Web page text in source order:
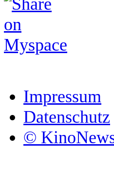
Impressum
Datenschutz
©